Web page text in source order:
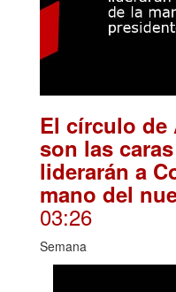
El círculo de
son las
liderarán a
mano del
03:26
Semana